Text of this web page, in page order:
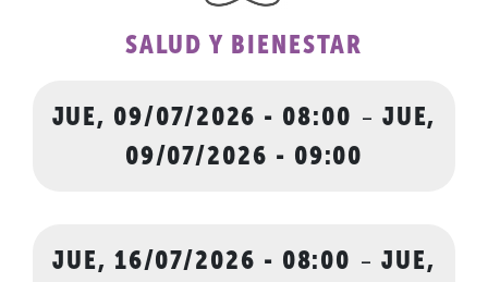
SALUD Y BIENESTAR
JUE, 09/07/2026 - 08:00 - JUE,
09/07/2026 - 09:00
JUE, 16/07/2026 - 08:00 -JUE,